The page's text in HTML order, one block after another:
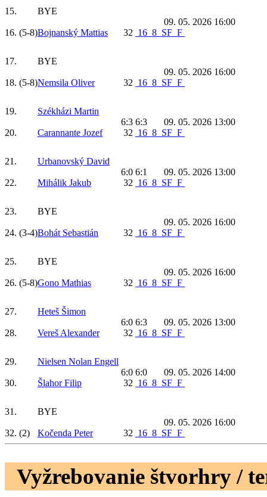
15.
BYE
09. 05. 2026 16:00
16. (5-8)Bojnanský Mattias 32 16 8 SF F
17.
BYE
09. 05. 2026 16:00
18. (5-8)Nemsila Oliver 32 16 8 SF F
19.
Székházi Martin
6:3 6:3
09. 05. 2026 13:00
20.
Carannante Jozef 32 16 8 SF F
21.
Urbanovský David
6:0 6:1
09. 05. 2026 13:00
22.
Mihálik Jakub 32 16 8 SF F
23.
BYE
09. 05. 2026 16:00
24. (3-4)Bohát Sebastián 32 16 8 SF F
25.
BYE
09. 05. 2026 16:00
26. (5-8)Gono Mathias 32 16 8 SF F
27.
Heteš Šimon
6:0 6:3
09. 05. 2026 13:00
28.
Vereš Alexander 32 16 8 SF F
29.
Nielsen Nolan Engell
6:0 6:0
09. 05. 2026 14:00
30.
Šlahor Filip 32 16 8 SF F
31.
BYE
09. 05. 2026 16:00
32. (2) Kočenda Peter 32 16 8 SF F
Vyžrebovanie štvorhry /